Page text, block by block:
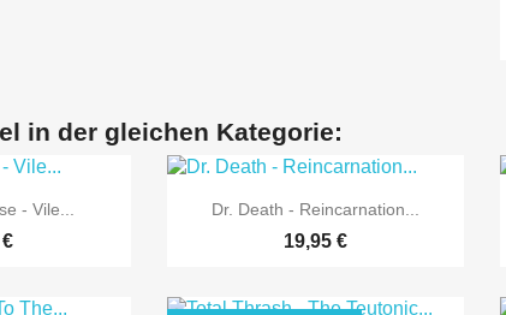
in der gleichen Kategorie:
- Vile...  Vorschau
Dr. Death - Reincarnation...
19,95 €